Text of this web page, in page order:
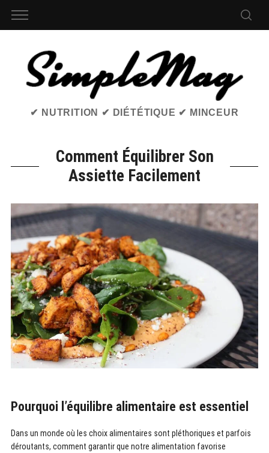
✔ NUTRITION ✔ DIÉTÉTIQUE ✔ MINCEUR
Comment Équilibrer Son
Assiette Facilement
Pourquoi l’équilibre alimentaire est essentiel
Dans un monde où les choix alimentaires sont pléthoriques et parfois
déroutants, comment garantir que notre alimentation favorise